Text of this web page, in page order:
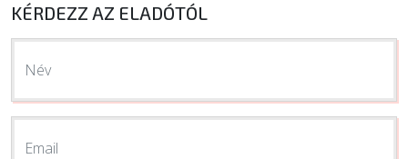
KÉRDEZZ AZ ELADÓTÓL
Név
Email